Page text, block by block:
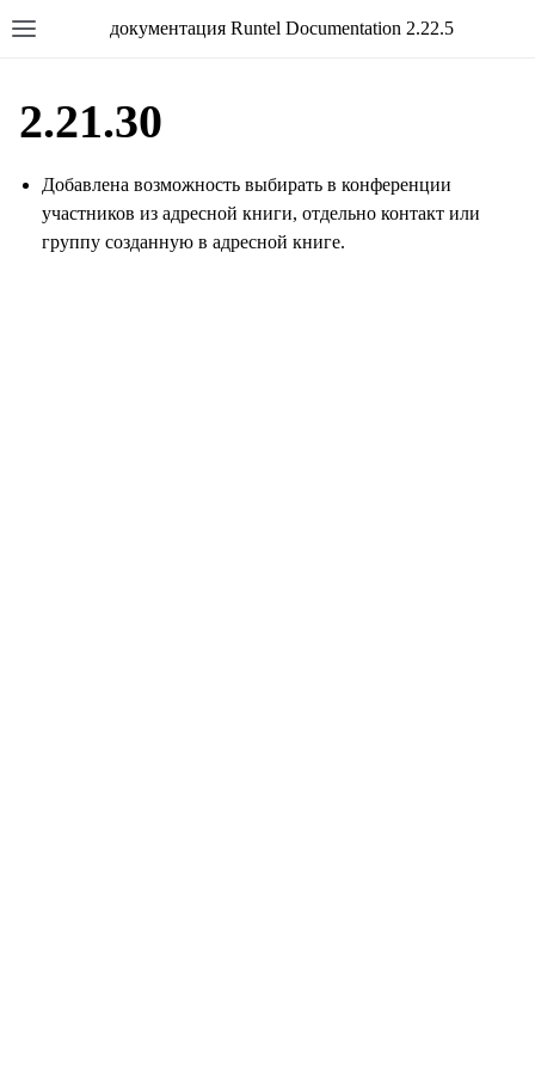
документация Runtel Documentation 2.22.5
2.21.30
Добавлена возможность выбирать в конференции
участников из адресной книги, отдельно контакт или
группу созданную в адресной книге.